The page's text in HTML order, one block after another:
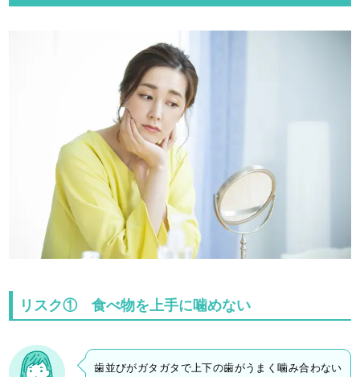
リスク① 食べ物を上手に噛めない
歯並びがガタガタで上下の歯がうまく噛み合わない